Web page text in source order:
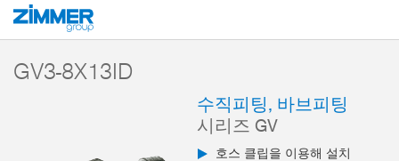
시작 제품
GV3-8X13ID
수직피팅, 바브피팅
시리즈 GV
호스 클립을 이용해 설치